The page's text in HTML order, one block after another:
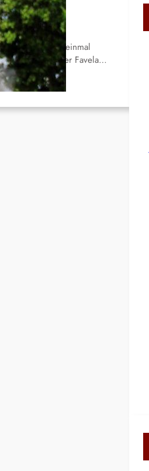
wieder einmal
ermordet. In der Favela…
c